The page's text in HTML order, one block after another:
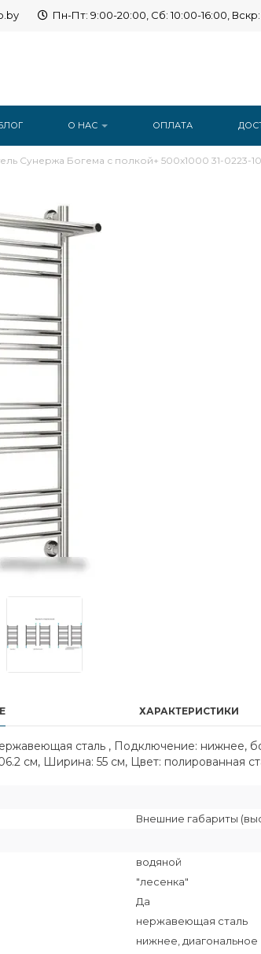
Пн-Пт: 9:00-20:00, Сб: 10:00-16:00, Вскр:
О НАС ОПЛАТА
Сунержа Богема с полкой+ 500x1000 31-0223-
ХАРАКТЕРИСТИКИ
сталь , Подключение: нижнее,
см, Ширина: 55 см, Цвет: полированная
Внешние габариты
водяной
"лесенка"
Да
нержавеющая сталь
нижнее, диагональное